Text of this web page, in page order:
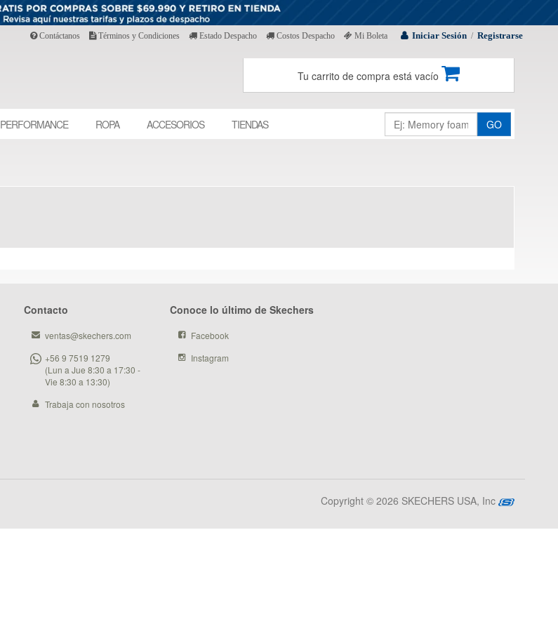
Iniciar Sesión / Registrarse
Contáctanos Términos y Condiciones Estado Despacho Costos Despacho Mi Boleta
Tu carrito de compra está vacío
PERFORMANCE ROPA ACCESORIOS TIENDAS GO
Contacto
ventas@skechers.com
+56 9 7519 1279
(Lun a Jue 8:30 a 17:30 -
Vie 8:30 a 13:30)
Trabaja con nosotros
Conoce lo último de Skechers
Facebook
Instagram
Copyright © 2026 SKECHERS USA, Inc